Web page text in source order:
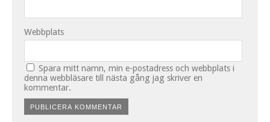
Webbplats
Spara mitt namn, min e-postadress och webbplats i
denna webbläsare till nästa gång jag skriver en
kommentar.